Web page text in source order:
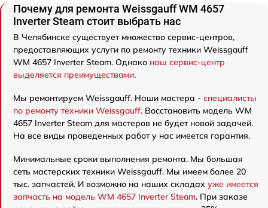
Почему для ремонта Weissgauff WM 4657
Inverter Steam стоит выбрать нас
В Челябинске существует множество сервис-центров,
предоставляющих услуги по ремонту техники Weissgauff
WM 4657 Inverter Steam. Однако наш сервис-центр
выделяется преимуществами.
Мы ремонтируем Weissgauff. Наши мастера - специалисты
по ремонту техники Weissgauff. Восстановить модель WM
4657 Inverter Steam для мастеров не будет новой задачей.
На все виды проведенных работ у нас имеется гарантия.
Минимальные сроки выполнения ремонта. Мы большая
сеть мастерских техники Weissgauff. Мы имеем более 20
тыс. запчастей. И возможно на наших складах уже имеется
запчасть на модель WM 4657 Inverter Steam. При заказе